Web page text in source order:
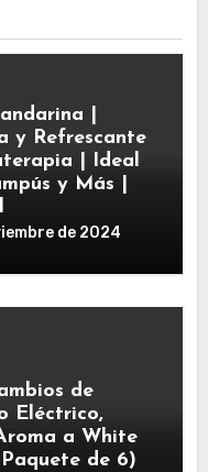
|
y Refrescante
| Ideal
y Más |
de 2024
de
Eléctrico,
a White
de 6)